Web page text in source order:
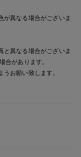
が異なる場合がございま
と異なる場合がございま
合があります。
お願い致します。